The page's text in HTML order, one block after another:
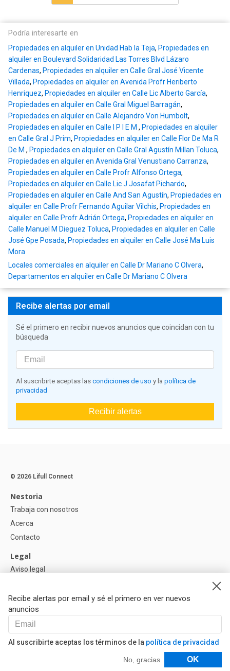
Podría interesarte en
Propiedades en alquiler en Unidad Hab la Teja, Propiedades en
alquiler en Boulevard Solidaridad Las Torres Blvd Lázaro
Cardenas, Propiedades en alquiler en Calle Gral José Vicente
Villada, Propiedades en alquiler en Avenida Profr Heriberto
Henriquez, Propiedades en alquiler en Calle Lic Alberto García,
Propiedades en alquiler en Calle Gral Miguel Barragán,
Propiedades en alquiler en Calle Alejandro Von Humbolt,
Propiedades en alquiler en Calle I P I E M , Propiedades en alquiler
en Calle Gral J Prim, Propiedades en alquiler en Calle Flor De Ma R
De M , Propiedades en alquiler en Calle Gral Agustín Millan Toluca,
Propiedades en alquiler en Avenida Gral Venustiano Carranza,
Propiedades en alquiler en Calle Profr Alfonso Ortega,
Propiedades en alquiler en Calle Lic J Josafat Pichardo,
Propiedades en alquiler en Calle And San Agustín, Propiedades en
alquiler en Calle Profr Fernando Aguilar Vilchis, Propiedades en
alquiler en Calle Profr Adrián Ortega, Propiedades en alquiler en
Calle Manuel M Dieguez Toluca, Propiedades en alquiler en Calle
José Gpe Posada, Propiedades en alquiler en Calle José Ma Luis
Mora
Locales comerciales en alquiler en Calle Dr Mariano C Olvera,
Departamentos en alquiler en Calle Dr Mariano C Olvera
Recibe alertas por email
Sé el primero en recibir nuevos anuncios que coincidan con tu
búsqueda
Al suscribirte aceptas las condiciones de uso y la política de
privacidad
Recibir alertas
Recibe alertas por email y sé el primero en ver nuevos
anuncios
Al suscribirte aceptas los términos de la política de privacidad
No, gracias OK
Filtros
© 2026 Lifull Connect
Nestoria
Trabaja con nosotros
Acerca
Contacto
Legal
Aviso legal
Política de Cookies
Ayuda
Preguntas
Nuestros Partners